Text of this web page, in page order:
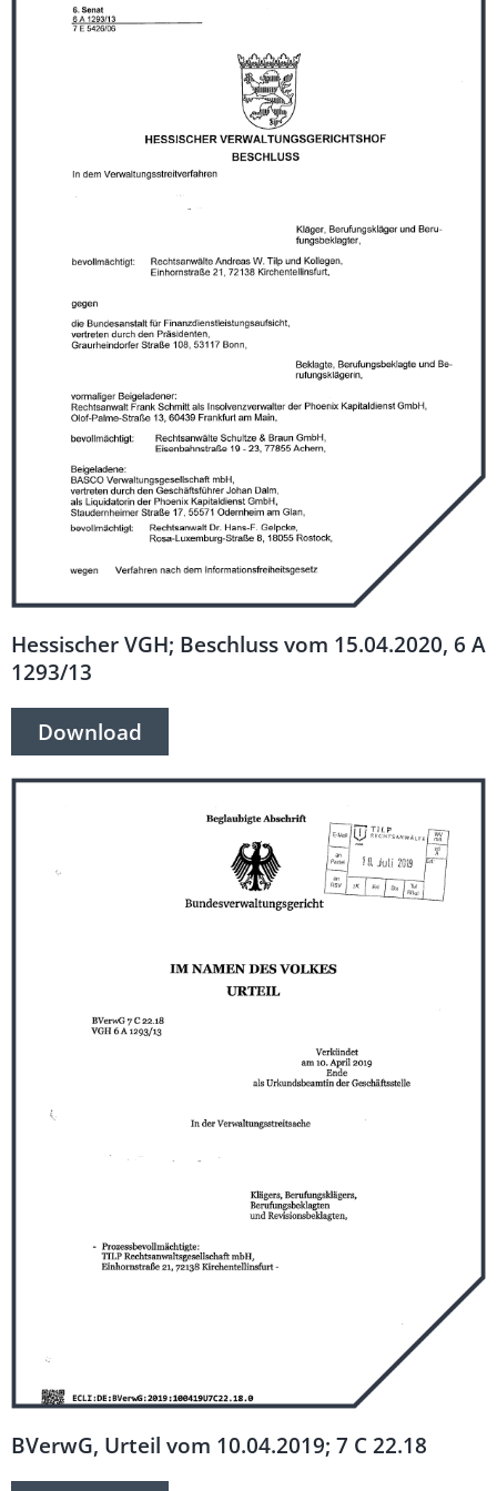
Hessischer VGH; Beschluss vom 15.04.2020, 6 A
1293/13
Download
BVerwG, Urteil vom 10.04.2019; 7 C 22.18